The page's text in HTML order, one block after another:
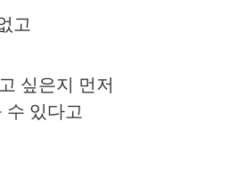
고
싶은지 먼저
수 있다고